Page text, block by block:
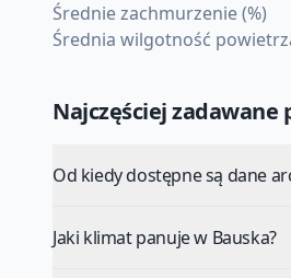
Średnie zachmurzenie (%)
Średnia wilgotność
Najczęściej
Od kiedy dostępne są dane
Jaki klimat panuje w Bauska?